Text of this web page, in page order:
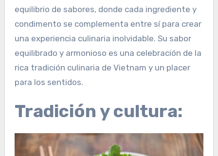
equilibrio de sabores, donde cada ingrediente y
condimento se complementa entre sí para crear
una experiencia culinaria inolvidable. Su sabor
equilibrado y armonioso es una celebración de la
rica tradición culinaria de Vietnam y un placer
para los sentidos.
Tradición y cultura: